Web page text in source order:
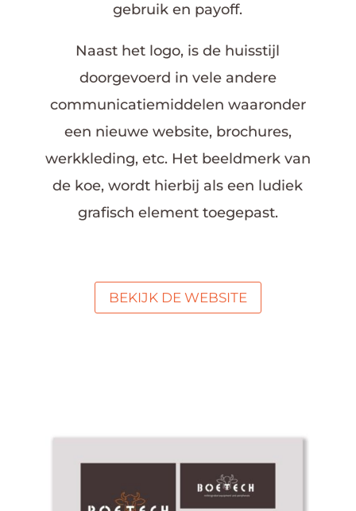
gebruik en payoff.
Naast het logo, is de huisstijl
doorgevoerd in vele andere
communicatiemiddelen waaronder
een nieuwe website, brochures,
werkkleding, etc. Het beeldmerk van
de koe, wordt hierbij als een ludiek
grafisch element toegepast.
BEKIJK DE WEBSITE